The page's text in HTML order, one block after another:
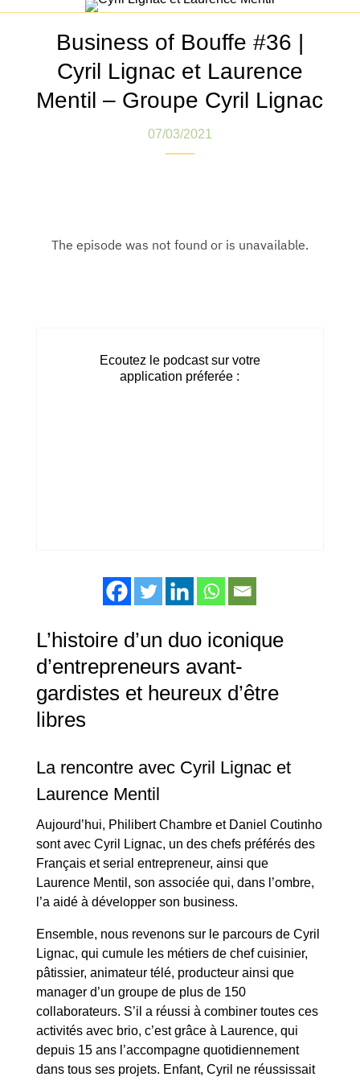
Business of Bouffe #36 |
Cyril Lignac et Laurence
Mentil – Groupe Cyril Lignac
07/03/2021
Ecoutez le podcast sur votre
application préferée :
L’histoire d’un duo iconique
d’entrepreneurs avant-
gardistes et heureux d’être
libres
La rencontre avec Cyril Lignac et
Laurence Mentil
Aujourd’hui, Philibert Chambre et Daniel Coutinho
sont avec Cyril Lignac, un des chefs préférés des
Français et serial entrepreneur, ainsi que
Laurence Mentil, son associée qui, dans l’ombre,
l’a aidé à développer son business.
Ensemble, nous revenons sur le parcours de Cyril
Lignac, qui cumule les métiers de chef cuisinier,
pâtissier, animateur télé, producteur ainsi que
manager d’un groupe de plus de 150
collaborateurs. S’il a réussi à combiner toutes ces
activités avec brio, c’est grâce à Laurence, qui
depuis 15 ans l’accompagne quotidiennement
dans tous ses projets. Enfant, Cyril ne réussissait